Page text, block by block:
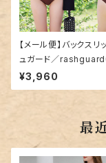
【メール便】バックスリ
ュガード／
¥3,960
最